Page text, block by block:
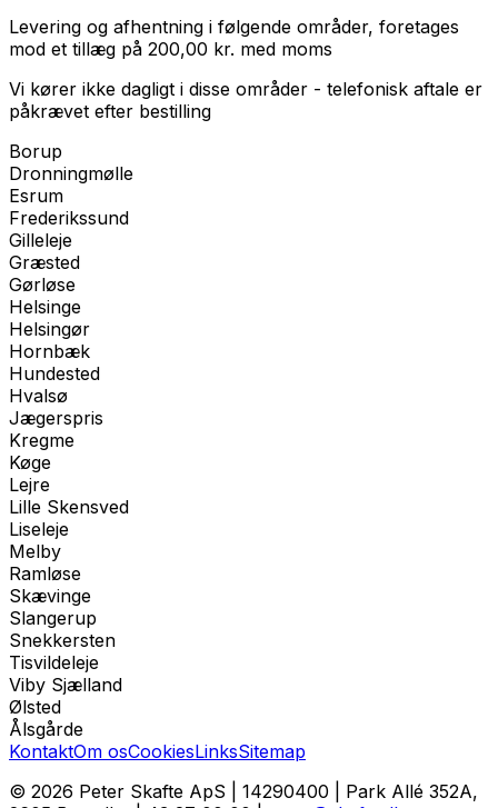
Levering og afhentning i følgende områder, foretages
mod et tillæg på 200,00 kr. med moms
Vi kører ikke dagligt i disse områder - telefonisk aftale er
påkrævet efter bestilling
Borup
Dronningmølle
Esrum
Frederikssund
Gilleleje
Græsted
Gørløse
Helsinge
Helsingør
Hornbæk
Hundested
Hvalsø
Jægerspris
Kregme
Køge
Lejre
Lille Skensved
Liseleje
Melby
Ramløse
Skævinge
Slangerup
Snekkersten
Tisvildeleje
Viby Sjælland
Ølsted
Ålsgårde
KontaktOm osCookiesLinksSitemap
© 2026 Peter Skafte ApS 14290400
Park Allé 352A,